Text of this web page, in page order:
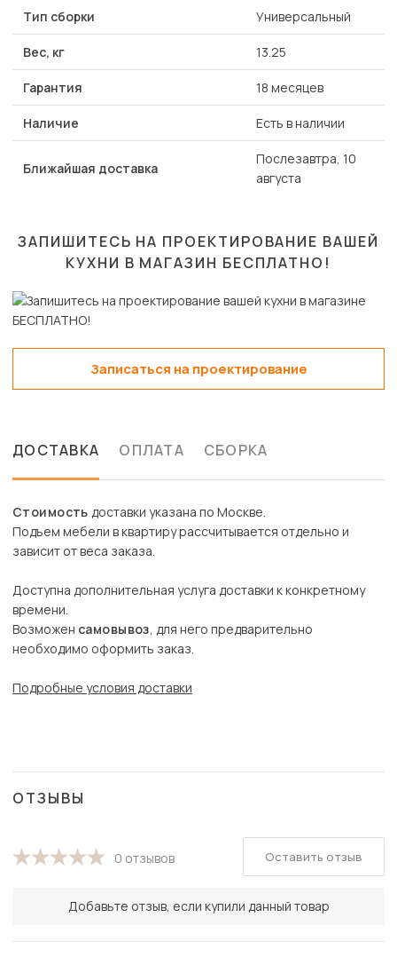
Тип сборки Универсальный
Вес, кг 13.25
Гарантия 18 месяцев
Наличие Есть в наличии
Ближайшая доставка
Послезавтра, 10
августа
ЗАПИШИТЕСЬ НА ПРОЕКТИРОВАНИЕ ВАШЕЙ
КУХНИ В МАГАЗИН БЕСПЛАТНО!
Записаться на проектирование
ДОСТАВКА ОПЛАТА СБОРКА
Стоимость доставки указана по Москве.
Подъем мебели в квартиру рассчитывается отдельно и
зависит от веса заказа.
Доступна дополнительная услуга доставки к конкретному
времени.
Возможен самовывоз, для него предварительно
необходимо оформить заказ.
Подробные условия доставки
ОТЗЫВЫ
0 отзывов
Добавьте отзыв, если купили данный товар
Оставить отзыв